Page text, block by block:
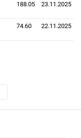
188.05 23.11.2025
74.60 22.11.2025